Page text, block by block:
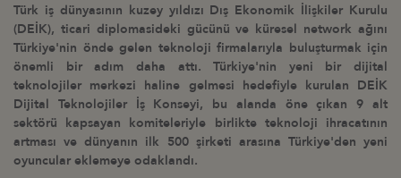
Türk iş dünyasının kuzey yıldızı Dış Ekonomik İlişkiler Kurulu
(DEİK), ticari diplomasideki gücünü ve küresel network ağını
Türkiye'nin önde gelen teknoloji firmalarıyla buluşturmak için
önemli bir adım daha attı. Türkiye'nin yeni bir dijital
teknolojiler merkezi haline gelmesi hedefiyle kurulan DEİK
Dijital Teknolojiler İş Konseyi, bu alanda öne çıkan 9 alt
sektörü kapsayan komiteleriyle birlikte teknoloji ihracatının
artması ve dünyanın ilk 500 şirketi arasına Türkiye'den yeni
oyuncular eklemeye odaklandı.